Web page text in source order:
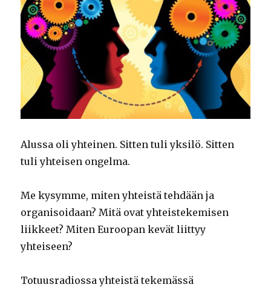
Alussa oli yhteinen. Sitten tuli yksilö. Sitten
tuli yhteisen ongelma.
Me kysymme, miten yhteistä tehdään ja
organisoidaan? Mitä ovat yhteistekemisen
liikkeet? Miten Euroopan kevät liittyy
yhteiseen?
Totuusradiossa yhteistä tekemässä